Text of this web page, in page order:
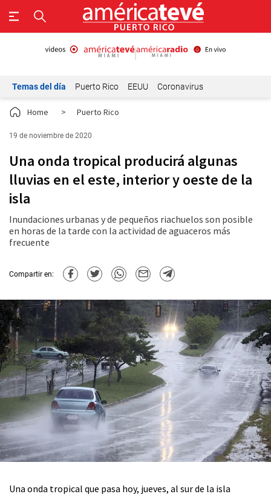
Temas del día Puerto Rico EEUU Coronavirus
Home > Puerto Rico
19 de noviembre de 2020
Una onda tropical producirá algunas
lluvias en el este, interior y oeste de la
isla
Inundaciones urbanas y de pequeños riachuelos son posible
en horas de la tarde con la actividad de aguaceros más
frecuente
Compartir en:
Una onda tropical que pasa hoy, jueves, al sur de la isla